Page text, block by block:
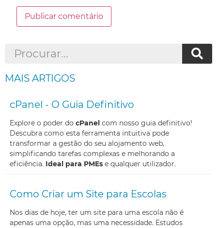
MAIS ARTIGOS
cPanel - O Guia Definitivo
Explore o poder do cPanel com nosso guia definitivo!
Descubra como esta ferramenta intuitiva pode
transformar a gestão do seu alojamento web,
simplificando tarefas complexas e melhorando a
eficiência. Ideal para PMEs e qualquer utilizador.
Como Criar um Site para Escolas
Nos dias de hoje, ter um site para uma escola não é
apenas uma opção, mas uma necessidade. Estudos